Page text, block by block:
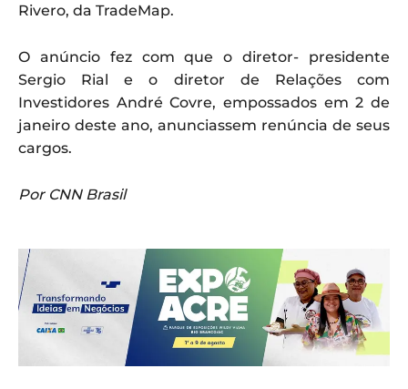
Rivero, da TradeMap.
O anúncio fez com que o diretor- presidente
Sergio Rial e o diretor de Relações com
Investidores André Covre, empossados em 2 de
janeiro deste ano, anunciassem renúncia de seus
cargos.
Por CNN Brasil